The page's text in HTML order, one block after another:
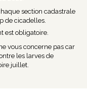
section cadastrale
de cicadelles.
est obligatoire.
vous concerne pas car
les larves de
juillet.